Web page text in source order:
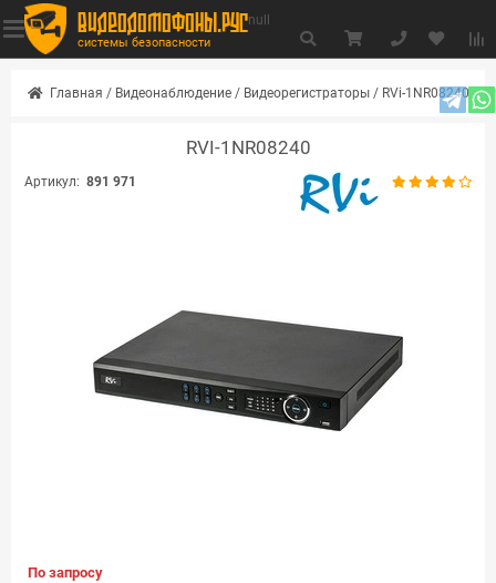
видеодомофоны.рус
системы безопасности
null
Главная / Видеонаблюдение/ Видеорегистраторы/ RVi-1NR08240
RVI-1NR08240
Артикул: 891 971
По запросу